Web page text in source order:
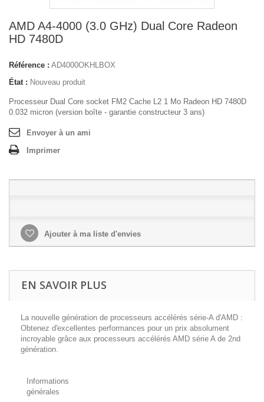
AMD A4-4000 (3.0 GHz) Dual Core Radeon
HD 7480D
Référence : AD4000OKHLBOX
État : Nouveau produit
Processeur Dual Core socket FM2 Cache L2 1 Mo Radeon HD 7480D
0.032 micron (version boîte - garantie constructeur 3 ans)
Envoyer à un ami
Imprimer
Ajouter à ma liste d'envies
EN SAVOIR PLUS
La nouvelle génération de processeurs accélérés série-A d'AMD :
Obtenez d'excellentes performances pour un prix absolument
incroyable grâce aux processeurs accélérés AMD série A de 2nd
génération.
Informations
générales